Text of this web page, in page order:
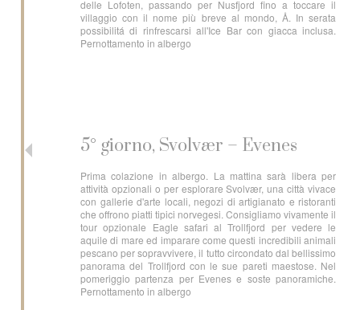
delle Lofoten, passando per Nusfjord fino a toccare il
villaggio con il nome più breve al mondo, Å. In serata
possibilitá di rinfrescarsi all'Ice Bar con giacca inclusa.
Pernottamento in albergo
5° giorno, Svolvær – Evenes
Prima colazione in albergo. La mattina sarà libera per
attività opzionali o per esplorare Svolvær, una città vivace
con gallerie d'arte locali, negozi di artigianato e ristoranti
che offrono piatti tipici norvegesi. Consigliamo vivamente il
tour opzionale Eagle safari al Trollfjord per vedere le
aquile di mare ed imparare come questi incredibili animali
pescano per sopravvivere, il tutto circondato dal bellissimo
panorama del Trollfjord con le sue pareti maestose. Nel
pomeriggio partenza per Evenes e soste panoramiche.
Pernottamento in albergo